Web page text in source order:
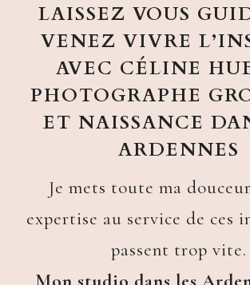
LAISSEZ VOUS
VENEZ VIVRE
AVEC CÉLINE
PHOTOGRAPHE
ET NAISSANCE
ARDENNES
Je mets toute ma
expertise au service de ces
passent trop vite.